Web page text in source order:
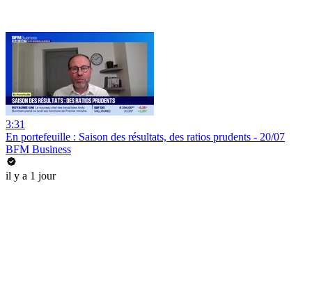
3:31
En portefeuille : Saison des résultats, des ratios prudents - 20/07
BFM Business
il y a 1 jour